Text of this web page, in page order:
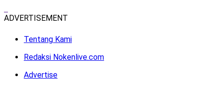
ADVERTISEMENT
Tentang Kami
Redaksi Nokenlive.com
Advertise